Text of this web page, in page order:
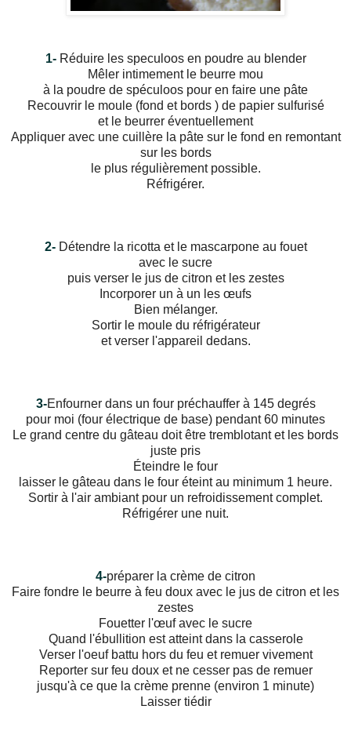
1- Réduire les speculoos en poudre au blender
Mêler intimement le beurre mou
à la poudre de spéculoos pour en faire une pâte
Recouvrir le moule (fond et bords ) de papier sulfurisé
et le beurrer éventuellement
Appliquer avec une cuillère la pâte sur le fond en remontant
sur les bords
le plus régulièrement possible.
Réfrigérer.
2- Détendre la ricotta et le mascarpone au fouet
avec le sucre
puis verser le jus de citron et les zestes
Incorporer un à un les œufs
Bien mélanger.
Sortir le moule du réfrigérateur
et verser l'appareil dedans.
3-Enfourner dans un four préchauffer à 145 degrés
pour moi (four électrique de base) pendant 60 minutes
Le grand centre du gâteau doit être tremblotant et les bords
juste pris
Éteindre le four
laisser le gâteau dans le four éteint au minimum 1 heure.
Sortir à l'air ambiant pour un refroidissement complet.
Réfrigérer une nuit.
4-préparer la crème de citron
Faire fondre le beurre à feu doux avec le jus de citron et les
zestes
Fouetter l'œuf avec le sucre
Quand l'ébullition est atteint dans la casserole
Verser l'oeuf battu hors du feu et remuer vivement
Reporter sur feu doux et ne cesser pas de remuer
jusqu'à ce que la crème prenne (environ 1 minute)
Laisser tiédir